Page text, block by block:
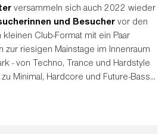
versammeln sich auch 2022 wieder
und Besuchervor den
kleinen Club-Format mit ein Paar
zur riesigen Mainstage im Innenraum
- von Techno, Trance und Hardstyle
Minimal, Hardcore und Future-Bass...